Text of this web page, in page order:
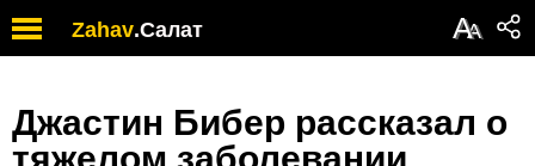
Zahav.Салат АА
тяжелом заболевании